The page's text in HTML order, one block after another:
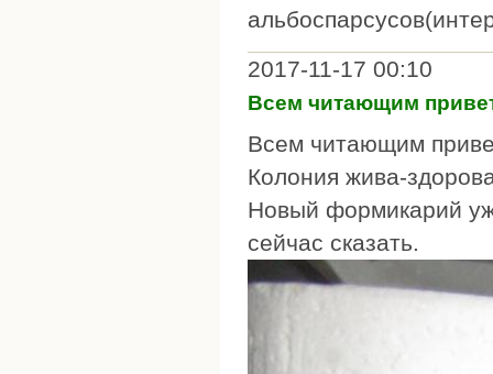
2017-11-17 00:10
Всем читающим
Всем читающим
Колония жива-
Новый формикарий
сейчас сказать.